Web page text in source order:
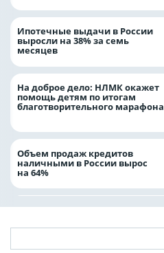
Ипотечные выдачи в России
выросли на 38% за семь
месяцев
На доброе дело: НЛМК окажет
помощь детям по итогам
благотворительного марафона
Объем продаж кредитов
наличными в России вырос
на 64%